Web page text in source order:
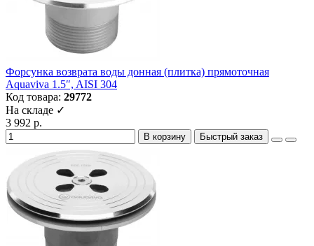
Форсунка возврата воды донная (плитка) прямоточная
Aquaviva 1.5″, AISI 304
Код товара: 29772
На складе ✓
3 992 р.
В корзину Быстрый заказ